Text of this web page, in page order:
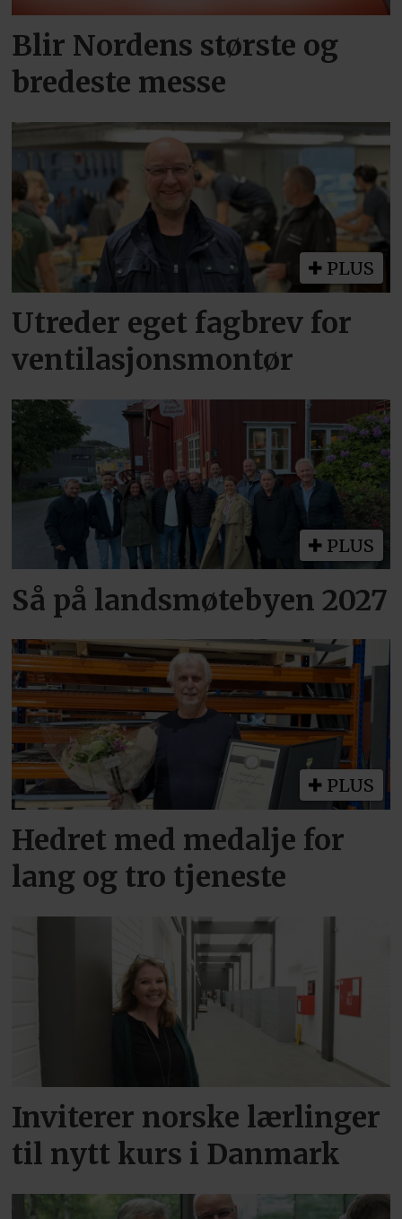
Blir Nordens største og
bredeste messe
PLUS
Utreder eget fagbrev for
ventilasjonsmontør
PLUS
Så på landsmøtebyen 2027
PLUS
Hedret med medalje for
lang og tro tjeneste
Inviterer norske lærlinger
til nytt kurs i Danmark